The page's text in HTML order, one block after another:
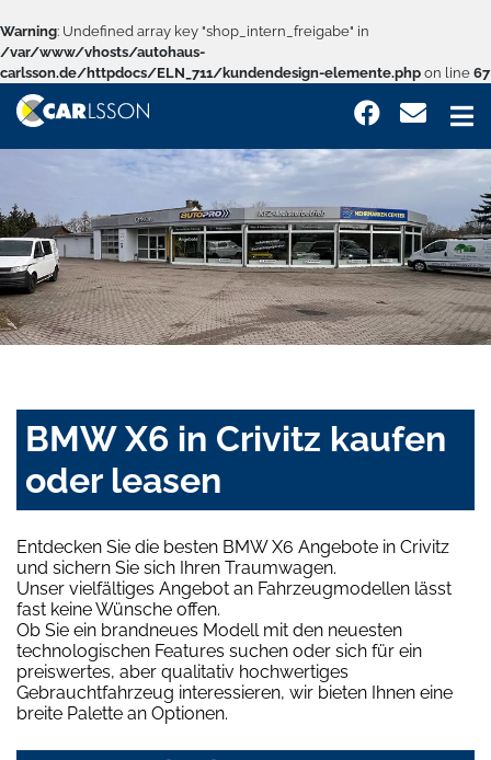
Warning: Undefined array key "shop_intern_freigabe" in
/var/www/vhosts/autohaus-
carlsson.de/httpdocs/ELN_711/kundendesign-elemente.php on line 67
BMW X6 in Crivitz kaufen
oder leasen
Entdecken Sie die besten BMW X6 Angebote in Crivitz
und sichern Sie sich Ihren Traumwagen.
Unser vielfältiges Angebot an Fahrzeugmodellen lässt
fast keine Wünsche offen.
Ob Sie ein brandneues Modell mit den neuesten
technologischen Features suchen oder sich für ein
preiswertes, aber qualitativ hochwertiges
Gebrauchtfahrzeug interessieren, wir bieten Ihnen eine
breite Palette an Optionen.